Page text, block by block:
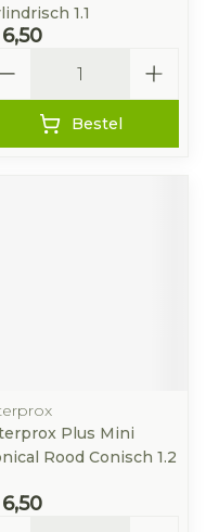
1.1
Bestel
Plus Mini
Rood Conisch 1.2